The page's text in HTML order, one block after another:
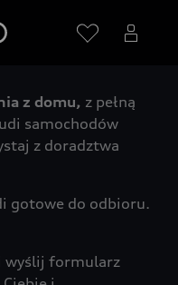
Audi
z domu, z pełną
samochodów
z doradztwa
gotowe do odbioru.
wyślij formularz